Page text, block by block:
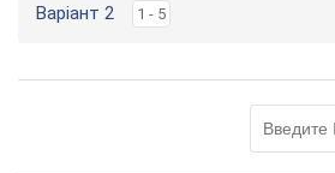
Варіант 2 1 - 5